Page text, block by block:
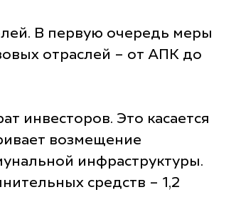
В первую очередь меры
отраслей – от АПК до
инвесторов. Это касается
возмещение
инфраструктуры.
средств – 1,2